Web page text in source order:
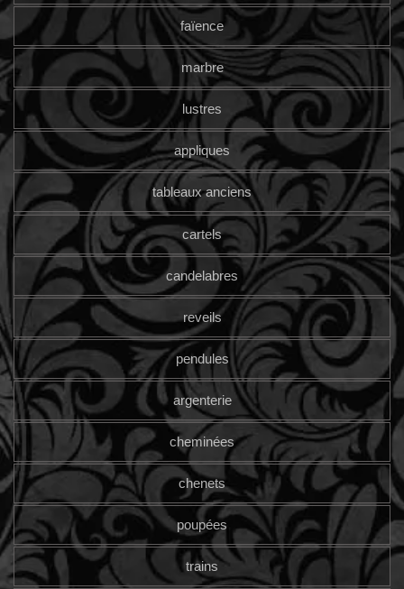
faïence
marbre
lustres
appliques
tableaux anciens
cartels
candelabres
reveils
pendules
argenterie
cheminées
chenets
poupées
trains